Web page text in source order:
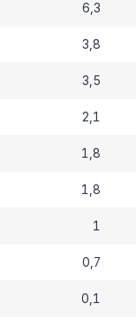
6,3
3,8
3,5
2,1
1,8
1,8
1
0,7
0,1